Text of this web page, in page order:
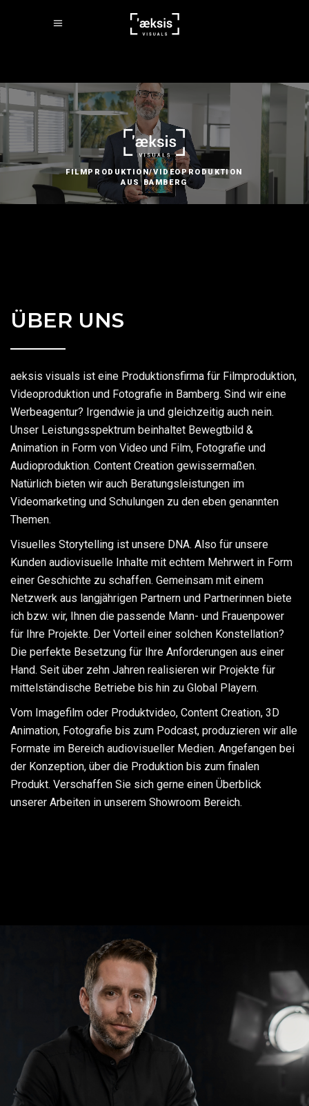
FILMPRODUKTION/VIDEOPRODUKTION
AUS BAMBERG
ÜBER UNS
aeksis visuals ist eine Produktionsfirma für Filmproduktion,
Videoproduktion und Fotografie in Bamberg. Sind wir eine
Werbeagentur? Irgendwie ja und gleichzeitig auch nein.
Unser Leistungsspektrum beinhaltet Bewegtbild &
Animation in Form von Video und Film, Fotografie und
Audioproduktion. Content Creation gewissermaßen.
Natürlich bieten wir auch Beratungsleistungen im
Videomarketing und Schulungen zu den eben genannten
Themen.
Visuelles Storytelling ist unsere DNA. Also für unsere
Kunden audiovisuelle Inhalte mit echtem Mehrwert in Form
einer Geschichte zu schaffen. Gemeinsam mit einem
Netzwerk aus langjährigen Partnern und Partnerinnen biete
ich bzw. wir, Ihnen die passende Mann- und Frauenpower
für Ihre Projekte. Der Vorteil einer solchen Konstellation?
Die perfekte Besetzung für Ihre Anforderungen aus einer
Hand. Seit über zehn Jahren realisieren wir Projekte für
mittelständische Betriebe bis hin zu Global Playern.
Vom Imagefilm oder Produktvideo, Content Creation, 3D
Animation, Fotografie bis zum Podcast, produzieren wir alle
Formate im Bereich audiovisueller Medien. Angefangen bei
der Konzeption, über die Produktion bis zum finalen
Produkt. Verschaffen Sie sich gerne einen Überblick
unserer Arbeiten in unserem Showroom Bereich.